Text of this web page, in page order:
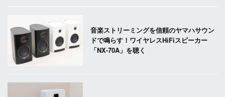
音楽ストリーミングを信頼のヤマハサウン
ドで鳴らす！ワイヤレスHiFiスピーカー
「NX-70A」を聴く